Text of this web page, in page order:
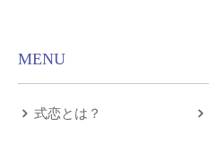
MENU
式恋とは？